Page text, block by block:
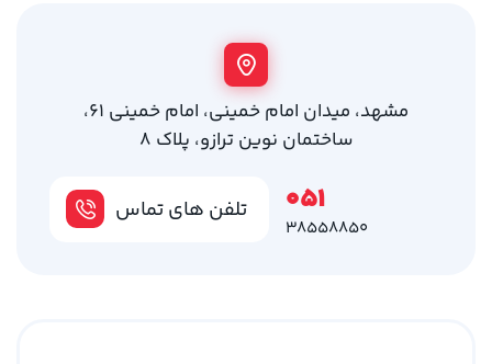
مشهد، میدان امام خمینی، امام خمینی 61،
ساختمان نوین ترازو، پلاک 8
تلفن های تماس 051
38558850